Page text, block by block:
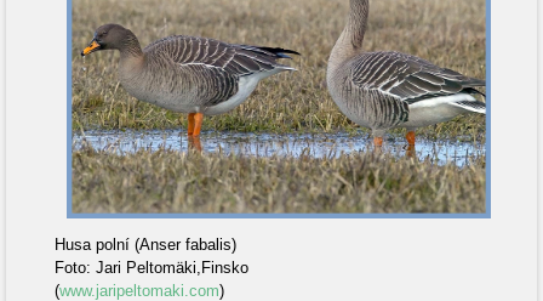
Husa polní (Anser fabalis)
Foto: Jari Peltomäki,Finsko
(www.jaripeltomaki.com)